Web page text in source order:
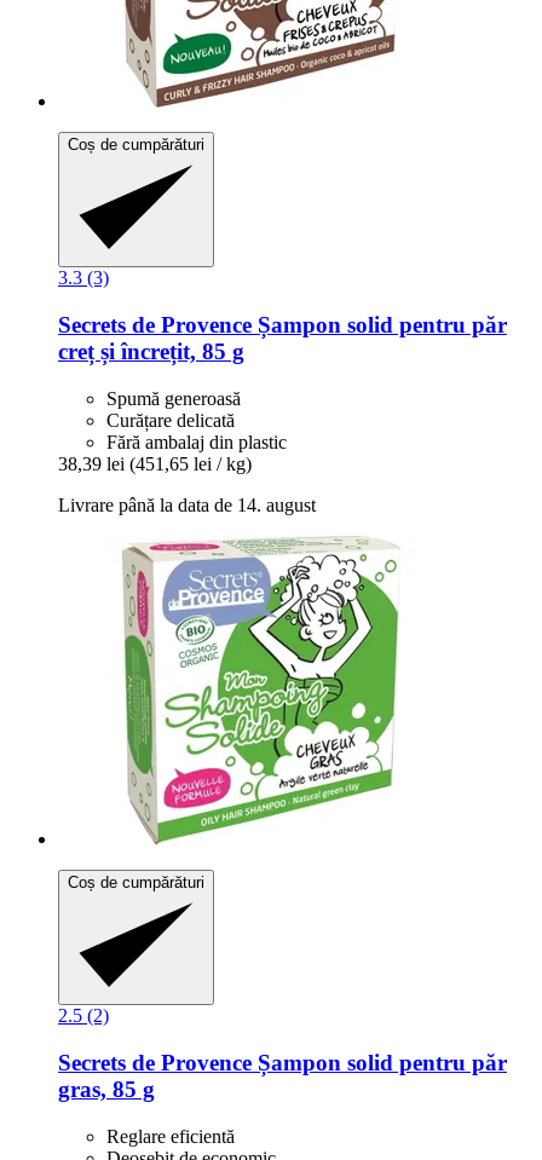
Coș de cumpărături
3.3 (3)
Secrets de Provence Șampon solid pentru păr
creț și încrețit, 85 g
Spumă generoasă
Curățare delicată
Fără ambalaj din plastic
38,39 lei (451,65 lei / kg)
Livrare până la data de 14. august
Coș de cumpărături
2.5 (2)
Secrets de Provence Șampon solid pentru păr
gras, 85 g
Reglare eficientă